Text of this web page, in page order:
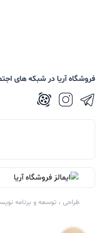
فروشگاه آریا در شبکه های
طراحی ، توسعه و برنامه